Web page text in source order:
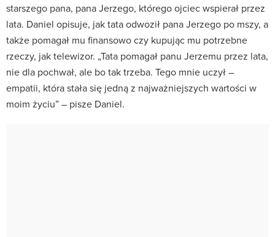
starszego pana, pana Jerzego, którego ojciec wspierał przez
lata. Daniel opisuje, jak tata odwoził pana Jerzego po mszy, a
także pomagał mu finansowo czy kupując mu potrzebne
rzeczy, jak telewizor. „Tata pomagał panu Jerzemu przez lata,
nie dla pochwał, ale bo tak trzeba. Tego mnie uczył –
empatii, która stała się jedną z najważniejszych wartości w
moim życiu” – pisze Daniel.